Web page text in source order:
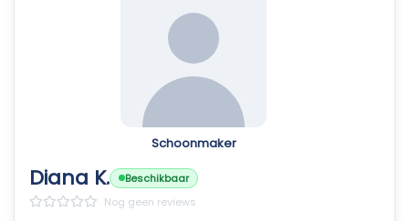
Schoonmaker
Diana K.
Beschikbaar
Nog geen reviews